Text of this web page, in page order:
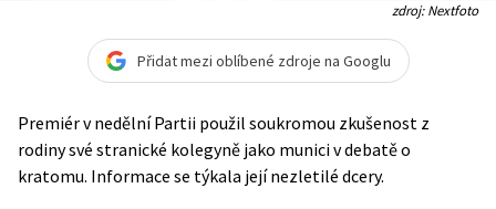
zdroj: Nextfoto
Přidat mezi oblíbené zdroje na Googlu
Premiér v nedělní Partii použil soukromou zkušenost z
rodiny své stranické kolegyně jako munici v debatě o
kratomu. Informace se týkala její nezletilé dcery.